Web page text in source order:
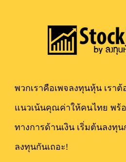
พวกเราคือเพจลงทุนหุ้น เรา
แนวเน้นคุณค่าให้คนไทย พร้
ทางการด้านเงิน เริ่มต้นลงทุ
ลงทุนกันเถอะ!